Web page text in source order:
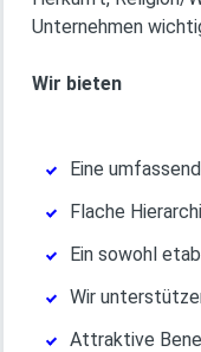
Unternehmen
Wir bieten
Eine
Flache
Ein sowohl
Wir
Attraktive